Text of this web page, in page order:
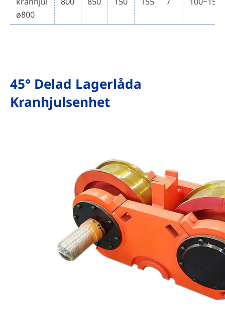
ø800
45° Delad Lagerlåda
Kranhjulsenhet